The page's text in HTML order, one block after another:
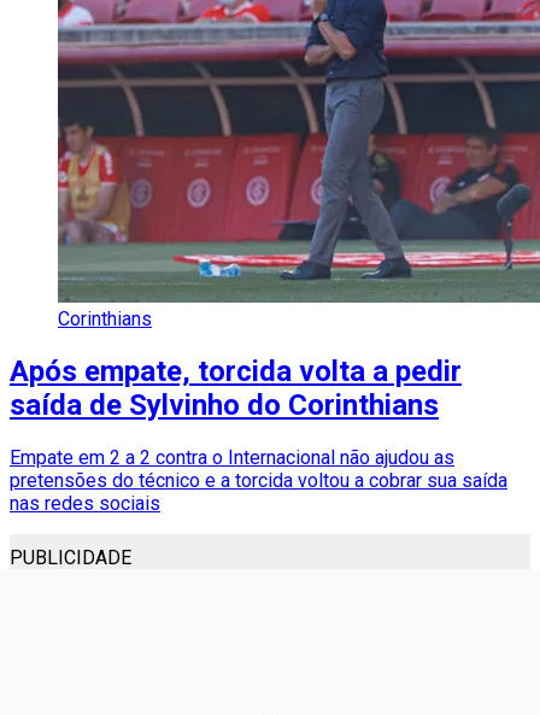
Corinthians
Após empate, torcida volta a pedir
saída de Sylvinho do Corinthians
Empate em 2 a 2 contra o Internacional não ajudou as
pretensões do técnico e a torcida voltou a cobrar sua saída
nas redes sociais
PUBLICIDADE